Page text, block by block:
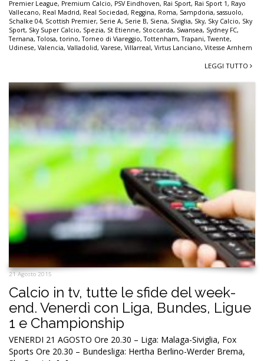
Premier League, Premium Calcio, PSV Eindhoven, Rai Sport, Rai Sport 1, Rayo
Vallecano, Real Madrid, Real Sociedad, Reggina, Roma, Sampdoria, sassuolo,
Schalke 04, Scottish Premier, Serie A, Serie B, Siena, Siviglia, Sky, Sky Calcio, Sky
Sport, Sky Super Calcio, Spezia, St Etienne, Stoccarda, Swansea, Sydney FC,
Ternana,Tolosa, torino,Torneo di Viareggio,Tottenham,Trapani,Twente,
Udinese, Valencia, Valladolid, Varese, Villarreal, Virtus Lanciano, Vitesse Arnhem
LEGGI TUTTO
21 Agosto 2015
Calcio in tv, tutte le sfide del week-
end. Venerdì con Liga, Bundes, Ligue
1 e Championship
VENERDI 21 AGOSTO Ore 20.30 – Liga: Malaga-Siviglia, Fox
Sports Ore 20.30 – Bundesliga: Hertha Berlino-Werder Brema,